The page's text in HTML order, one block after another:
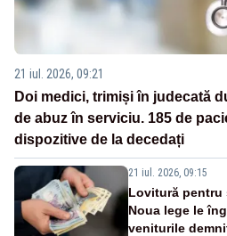
21 iul. 2026, 09:21
Doi medici, trimiși în judecată
de abuz în serviciu. 185 de
dispozitive de la decedați
21 iul. 2026, 09:15
Lovitură pentru
Noua lege le
veniturile